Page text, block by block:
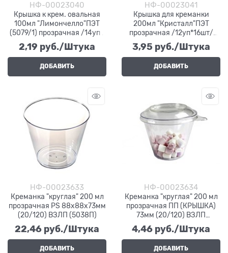
НФ-00023040
Крышка к крем. овальная
100мл "Лимончелло"ПЭТ
(5079/1) прозрачная /14уп *
15шт/ (210 шт) ВЗЛП
2,19 руб./Штука
ДОБАВИТЬ
НФ-00023041
Крышка для креманки
200мл "Кристалл"ПЭТ
прозрачная /12уп*16шт/
(192шт) ВЗЛП (1005/1)
3,95 руб./Штука
ДОБАВИТЬ
НФ-00023633
Креманка "круглая" 200 мл
прозрачная PS 88х88х73мм
(20/120) ВЗЛП (5038П)
22,46 руб./Штука
ДОБАВИТЬ
НФ-00023634
Креманка "круглая" 200 мл
прозрачная ПП (КРЫШКА)
73мм (20/120) ВЗЛП
(5038/1)
4,46 руб./Штука
ДОБАВИТЬ